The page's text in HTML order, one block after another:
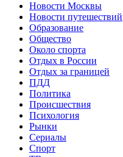
Новости Москвы
Новости путешествий
Образование
Общество
Около спорта
Отдых в России
Отдых за границей
ПДД
Политика
Происшествия
Психология
Рынки
Сериалы
Спорт